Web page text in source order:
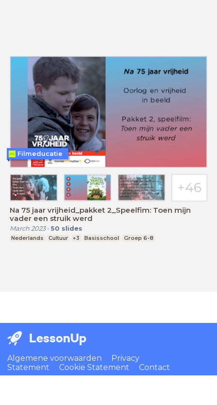
Na 75 jaar vrijheid_pakket 2_Speelfim: Toen mijn
vader een struik werd
March 2023- 50 slides
Nederlands Cultuur +3 Basisschool Groep 6-8
Filmeducatie
LessonUp
Algemene voorwaarden
Privacy
Statement
Cookie Statement Contact